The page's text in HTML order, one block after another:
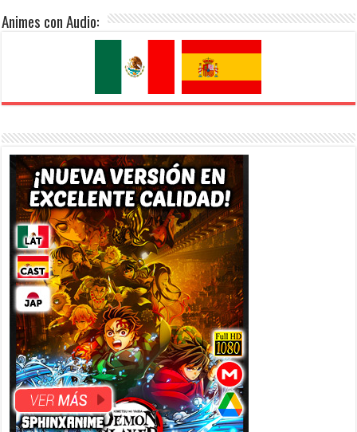
Animes con Audio: